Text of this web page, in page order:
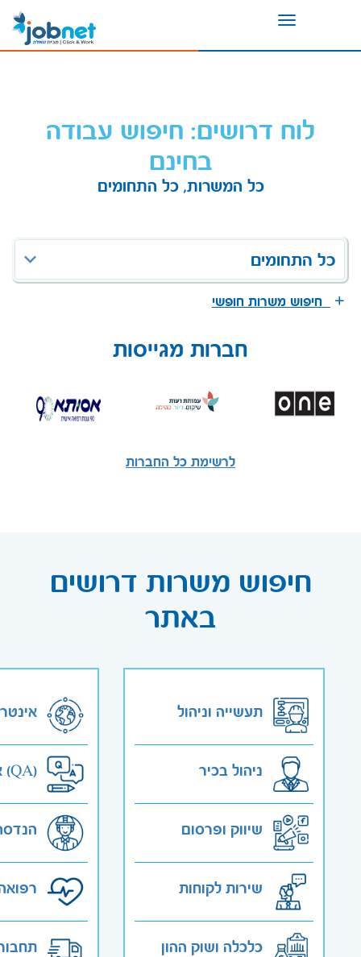
Toggle
לוח דרושים: חיפוש עבודה
בחינם
כל המשרות, כל התחומים
כל התחומים
חיפוש משרות חופשי
חברות מגייסות
לרשימת כל החברות
חיפוש משרות דרושים
באתר
תעשייה וניהול
ניהול בכיר
שיווק ופרסום
שירות לקוחות
כלכלה ושוק ההון
אבטחת איכות (QA)